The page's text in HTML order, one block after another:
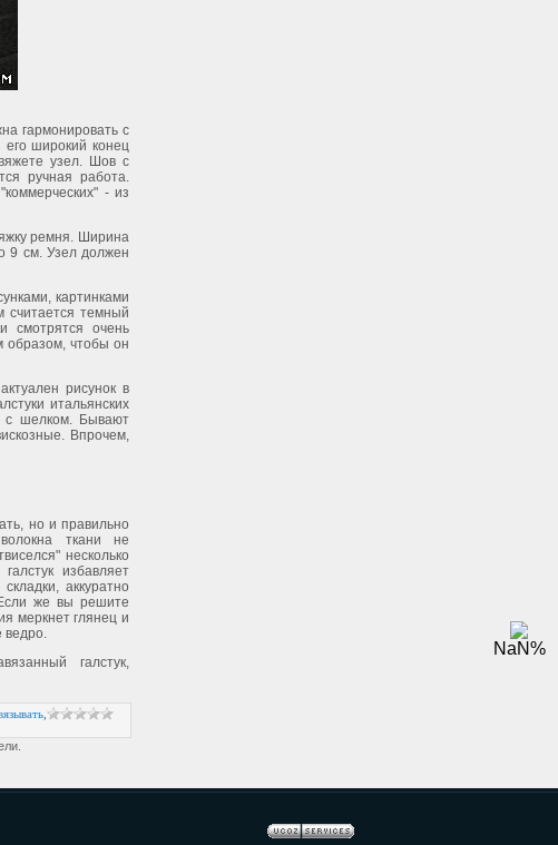
гармонировать с
его широкий конец
узел. Шов с
ручная работа.
- из
ремня. Ширина
9 см. Узел должен
картинками
считается темный
смотрятся очень
образом, чтобы он
рисунок в
итальянских
с шелком. Бывают
Впрочем,
но и правильно
ткани не
несколько
избавляет
аккуратно
Если же вы решите
меркнет глянец и
ведро.
галстук,
NaN%